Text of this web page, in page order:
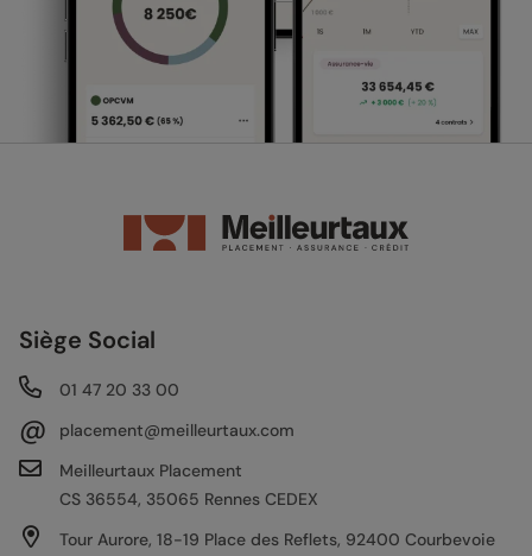
Siège Social
01 47 20 33 00
@
placement@meilleurtaux.com
Meilleurtaux Placement
CS 36554, 35065 Rennes CEDEX
Tour Aurore, 18-19 Place des Reflets, 92400 Courbevoie